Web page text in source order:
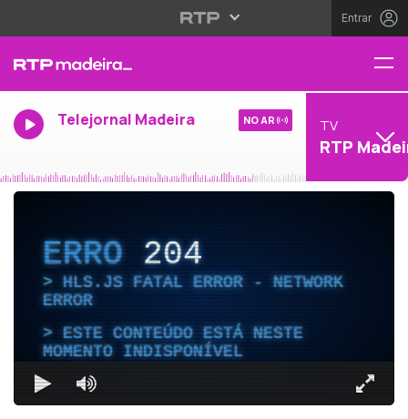
Entrar
Telejornal Madeira NO AR TV
RTP
ERRO204
HLS.JS FATAL ERROR - NETWORK
ERROR
ESTE CONTEÚDO ESTÁ NESTE
MOMENTO INDISPONÍVEL